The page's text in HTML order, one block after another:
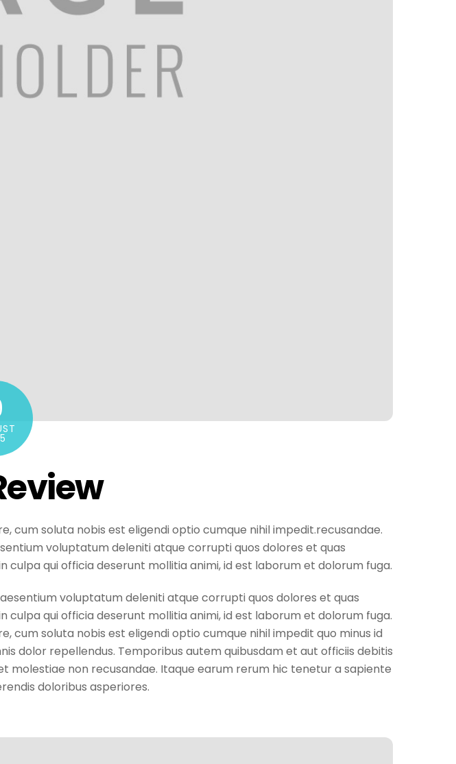
cum soluta nobis est eligendi optio cumque nihil impedit.recusandae.
voluptatum deleniti atque corrupti quos dolores et quas
qui officia deserunt mollitia animi, id est laborum et dolorum fuga.
voluptatum deleniti atque corrupti quos dolores et quas
qui officia deserunt mollitia animi, id est laborum et dolorum fuga.
soluta nobis est eligendi optio cumque nihil impedit quo minus id
dolor repellendus. Temporibus autem quibusdam et aut officiis debitis
non recusandae. Itaque earum rerum hic tenetur a sapiente
doloribus asperiores.